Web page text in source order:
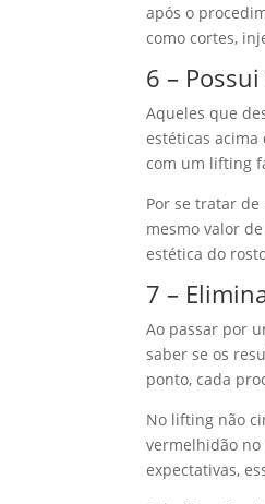
após o
como cortes,
6 –
Aqueles que
estéticas acima
com um lifting
Por se tratar
mesmo valor
estética do
7 –
Ao passar por
saber se os
ponto, cada
No lifting não
vermelhidão
expectativas,